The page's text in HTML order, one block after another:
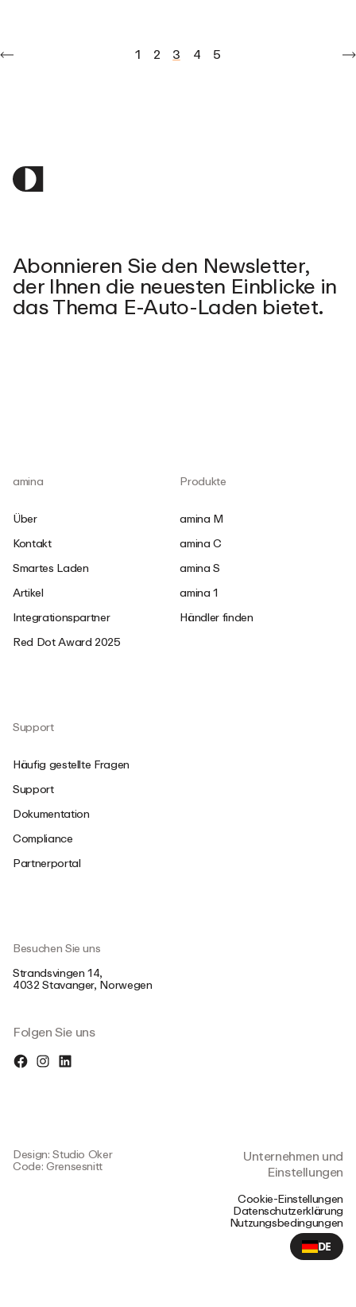
1 2 3 4 5
Abonnieren Sie den Newsletter,
der Ihnen die neuesten Einblicke in
das Thema E-Auto-Laden bietet.
amina
Über
Kontakt
Smartes Laden
Artikel
Integrationspartner
Red Dot Award 2025
Produkte
amina M
amina C
amina S
amina 1
Händler finden
Support
Häufig gestellte Fragen
Support
Dokumentation
Compliance
Partnerportal
Design: Studio Oker
Code: Grensesnitt
Folgen Sie uns
Besuchen Sie uns
Strandsvingen 14,
4032 Stavanger, Norwegen
Unternehmen und
Einstellungen
Cookie-Einstellungen
Datenschutzerklärung
Nutzungsbedingungen
DE